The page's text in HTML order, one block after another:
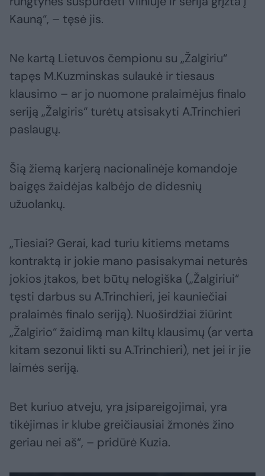
Kauną“, – tęsė jis.
Ne kartą Lietuvos čempionu su „Žalgiriu“
tapęs M.Kuzminskas sulaukė ir tiesaus
klausimo – ar jo nuomone pralaimėjus finalo
seriją „Žalgiris“ turėtų atsisakyti A.Trinchieri
paslaugų.
Šią žiemą karjerą nacionalinėje komandoje
baigęs žaidėjas kalbėjo de didesnių
užuolankų.
„Tiesiai? Gerai, kad turiu kitiems metams
kontraktą ir jokie mano pasisakymai neturės
jokios įtakos, bet būtų nelogiška („Žalgiriui“
tęsti darbus su A.Trinchieri, jei kauniečiai
pralaimės finalo seriją). Nuoširdžiai žiūrint
„Žalgirio“ žaidimą man kiltų klausimų (ar verta
kitam sezonui likti su A.Trinchieri), net jei ir jie
laimės seriją.
Bet kuriuo atveju, yra įsipareigojimai, yra
tikėjimas ir klube greičiausiai žmonės žino
geriau nei aš“, – pridūrė Kuzia.